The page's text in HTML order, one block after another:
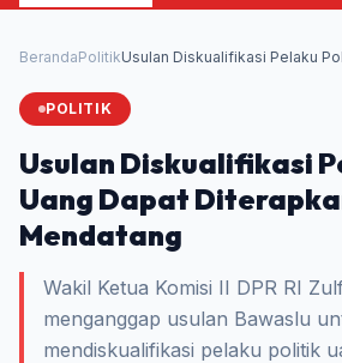
BerandaPolitikUsulan Diskualifikasi Pelaku
POLITIK
Usulan Diskualifikasi
Uang Dapat
Mendatang
Wakil Ketua Komisi II DPR RI
menganggap usulan Bawaslu
mendiskualifikasi pelaku politik